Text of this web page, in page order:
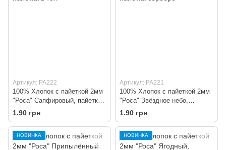
Артикул: PA222
100% Хлопок с пайеткой 2мм
"Роса" Сапфировый, пайетка
в тон
1.90 грн
Артикул: PA221
100% Хлопок с пайеткой 2мм
"Роса" Звёздное небо,
пайетка серебро
1.90 грн
НОВИНКА НОВИНКА